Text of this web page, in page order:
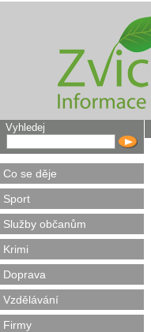
Vyhledej
Co se děje
Sport
Služby občanům
Krimi
Doprava
Vzdělávání
Firmy